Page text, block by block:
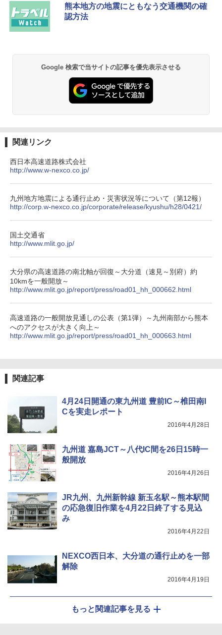
￥2,079
￥2,695
球の歩き方A ヨーロッパ
A26 地球の歩き方 チェコ ポーランド スロヴ
￥2,277
ッシュ 簡単設置 ワンタッチテント キャンプ
&ハイキング カーキ PATC-150(KH)
PYKES PEAK (パイクスピーク) 着替えテン
ト プライバシー テント 【中が透けない】 1
人用 折りたたみ 防災グッズ 災害用トイレ ビ
ーチ ピクニック ポップアップテント 携帯 簡
易 トイレテント (ブラック)
￥4,980
500002(89232)
[キャンパーズコレクション 山善] 傘みたいに
￥9,990
[キャンパーズコレクション 山善] 傘みたいに
イド ブラックコーティング フルクローズ メ
ッシュ 4人用 簡単設置 ポップアップテント P
ATCW-150B エクルベージュ
￥-
き
熊撃退スプレー 熊よけスプレー 熊スプレー
【日本企業販売】超強力クマ対策スプレー 30
0ml（連続噴射30秒）110ml（連続噴射15
秒）射程5～10m 安全ロック搭載 携帯収納袋
付き ヒグマ・イノシシ対策 自治体・教育機
関の購入実績 登山・キャンプ・アウトドア・
防災用品 長期保存可能 緊急時用 日本国内発
送
GRANDOOR ステンレス保冷剤 2個セット 2
026リニューアル 急速冷凍 空間倍増 衛生的
￥2,980
ア/オフィス/教育現場/展示会用 緑
￥1,180
電動エアーポンプ SUP用 20PSI 電動ポンプ
ゴムボート 空気入れ 空気抜き 自動停止 過熱
保護 日光可読lcd 7種類ノズル付き
￥7,884
熊本地方の地震にともなう交通機関の確
認方法
Google 検索で当サイトの記事を優先表示させる
関連リンク
西日本高速道路株式会社
http://www.w-nexco.co.jp/
九州地方地震による通行止め・災害状況等について（第12報）
http://corp.w-nexco.co.jp/corporate/release/kyushu/h28/0421/
国土交通省
http://www.mlit.go.jp/
大分県の高速道路の南北軸が回復～大分道（速見～別府）約
10kmを一般開放～
http://www.mlit.go.jp/report/press/road01_hh_000662.html
高速道路の一般開放見通しの公表（第1弾）～九州南部から熊本
へのアクセスが大きく向上～
http://www.mlit.go.jp/report/press/road01_hh_000663.html
関連記事
4月24日開通の東九州道 豊前IC～椎田南I
Cを実走レポート
2016年4月28日
九州道 嘉島JCT～八代IC間を26日15時一
般開放
2016年4月26日
JR九州、九州新幹線 新玉名駅～熊本駅間
の応急復旧作業を4月22日終了する見込
み
2016年4月22日
NEXCO西日本、大分道の通行止めを一部
解除
2016年4月19日
もっと関連記事を見る